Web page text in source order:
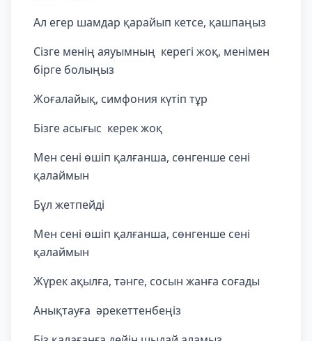
Ал егер шамдар қарайып кетсе, қашпаңыз
Сізге менің аяуымның керегі жоқ, менімен
бірге болыңыз
Жоғалайық, симфония күтіп тұр
Бізге асығыс керек жоқ
Мен сені өшіп қалғанша, сөнгенше сені
қалаймын
Бұл жетпейді
Мен сені өшіп қалғанша, сөнгенше сені
қалаймын
Жүрек ақылға, тәнге, сосын жанға соғады
Анықтауға әрекеттенбеңіз